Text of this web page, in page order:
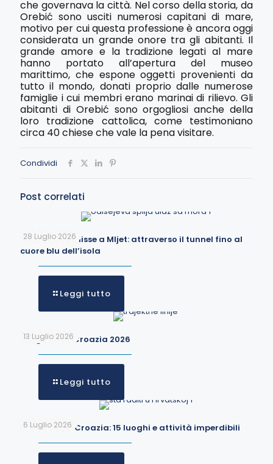
che governava la città. Nel corso della storia, da
Orebić sono usciti numerosi capitani di mare,
motivo per cui questa professione è ancora oggi
considerata un grande onore tra gli abitanti. Il
grande amore e la tradizione legati al mare
hanno portato all’apertura del museo
marittimo, che espone oggetti provenienti da
tutto il mondo, donati proprio dalle numerose
famiglie i cui membri erano marinai di rilievo. Gli
abitanti di Orebić sono orgogliosi anche della
loro tradizione cattolica, come testimoniano
circa 40 chiese che vale la pena visitare.
Condividi
Post correlati
28 Luglio 2026
La Grotta di Ulisse a Mljet: attraverso il tunnel fino al
cuore blu dell’isola
Leggi tutto
13 Luglio 2026
Traghetti in Croazia 2026
Leggi tutto
6 Luglio 2026
Cosa fare in Croazia: 15 luoghi e attività imperdibili